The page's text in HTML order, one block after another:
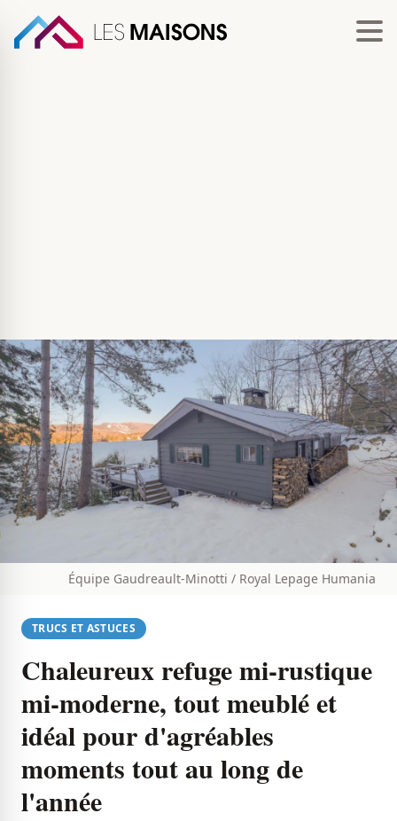
Équipe Gaudreault-Minotti / Royal Lepage Humania
TRUCS ET ASTUCES
Chaleureux refuge mi-rustique
mi-moderne, tout meublé et
idéal pour d'agréables
moments tout au long de
l'année